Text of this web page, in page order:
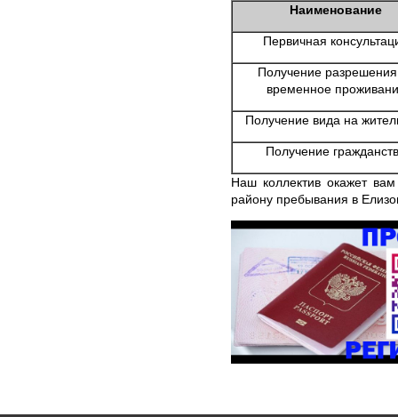
Наименование
Первичная
Получение
временное
Получение вида на
Получение
Наш коллектив окажет
району пребывания в